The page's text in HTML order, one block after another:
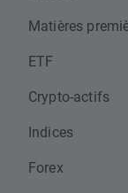
Matières
ETF
Crypto-actifs
Indices
Forex